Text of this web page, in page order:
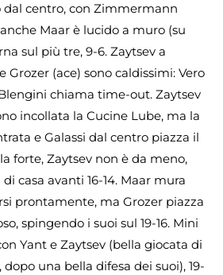
dal centro, con Zimmermann
Maar è lucido a muro (su
sul più tre, 9-6. Zaytsev a
Grozer (ace) sono caldissimi: Vero
chiama time-out. Zaytsev
incollata la Cucine Lube, ma la
e Galassi dal centro piazza il
forte, Zaytsev non è da meno,
casa avanti 16-14. Maar mura
prontamente, ma Grozer piazza
spingendo i suoi sul 19-16. Mini
Yant e Zaytsev (bella giocata di
dopo una bella difesa dei suoi), 19-